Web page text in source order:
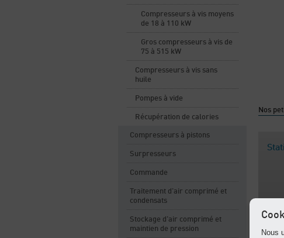
Compresseurs à vis moyens
de 18 à 110 kW
Gros compresseurs à vis de
75 à 515 kW
Compresseurs à vis sans
huile
Pompes à vide
Récupération de calories
Compresseurs à pistons
Surpresseurs
Commande
Traitement d'air comprimé et
condensats
Stockage d'air comprimé et
maintien de pression
Nos
Nous